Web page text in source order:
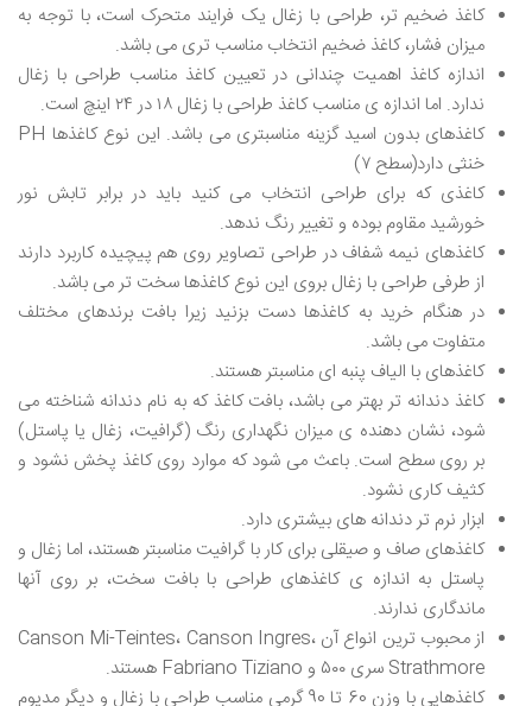
کاغذ ضخیم تر، طراحی با زغال یک فرایند متحرک است، با توجه به
میزان فشار، کاغذ ضخیم انتخاب مناسب تری می باشد.
اندازه کاغذ اهمیت چندانی در تعیین کاغذ مناسب طراحی با زغال
ندارد. اما اندازه ی مناسب کاغذ طراحی با زغال ۱۸ در ۲۴ اینچ است.
کاغذهای بدون اسید گزینه مناسبتری می باشد. این نوع کاغذها PH
خنثی دارد(سطح ۷)
کاغذی که برای طراحی انتخاب می کنید باید در برابر تابش نور
خورشید مقاوم بوده و تغییر رنگ ندهد.
کاغذهای نیمه شفاف در طراحی تصاویر روی هم پیچیده کاربرد دارند
از طرفی طراحی با زغال بروی این نوع کاغذها سخت تر می باشد.
در هنگام خرید به کاغذها دست بزنید زیرا بافت برندهای مختلف
متفاوت می باشد.
کاغذهای با الیاف پنبه ای مناسبتر هستند.
کاغذ دندانه تر بهتر می باشد، بافت کاغذ که به نام دندانه شناخته می
شود، نشان دهنده ی میزان نگهداری رنگ (گرافیت، زغال یا پاستل)
بر روی سطح است. باعث می شود که موارد روی کاغذ پخش نشود و
کثیف کاری نشود.
ابزار نرم تر دندانه های بیشتری دارد.
کاغذهای صاف و صیقلی برای کار با گرافیت مناسبتر هستند، اما زغال و
پاستل به اندازه ی کاغذهای طراحی با بافت سخت، بر روی آنها
ماندگاری ندارند.
از محبوب ترین انواع آن Canson Mi-Teintes، Canson Ingres،
Strathmore سری ۵۰۰ و Fabriano Tiziano هستند.
کاغذهایی با وزن 60 تا 90 گرمی مناسب طراحی با زغال و دیگر مدیوم